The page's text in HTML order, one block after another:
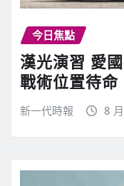
今日焦點
漢光演習 愛
戰術位置待命
新一代時報 8